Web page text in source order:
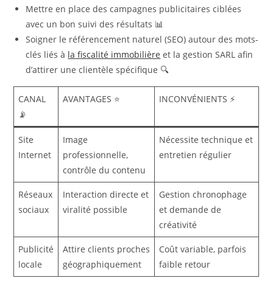
Mettre en place des campagnes publicitaires ciblées
avec un bon suivi des résultats 📊
Soigner le référencement naturel (SEO) autour des mots-
clés liés à la fiscalité immobilière et la gestion SARL afin
d’attirer une clientèle spécifique 🔍
CANAL
📡
AVANTAGES ⭐ INCONVÉNIENTS ⚡
Site
Internet
Image
professionnelle,
contrôle du contenu
Nécessite technique et
entretien régulier
Réseaux
sociaux
Interaction directe et
viralité possible
Gestion chronophage
et demande de
créativité
Publicité
locale
Attire clients proches
géographiquement
Coût variable, parfois
faible retour